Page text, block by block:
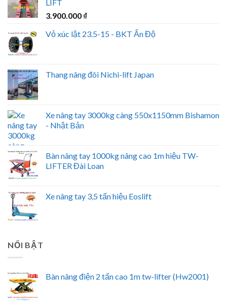
LIFT
3.900.000 ₫
Vỏ xúc lật 23.5-15 - BKT Ấn Độ
Thang nâng đôi Nichi-lift Japan
Xe nâng tay 3000kg càng 550x1150mm Bishamon
- Nhật Bản
Bàn nâng tay 1000kg nâng cao 1m hiệu TW-
LIFTER Đài Loan
Xe nâng tay 3,5 tấn hiệu Eoslift
NỔI BẬT
Bàn nâng điện 2 tấn cao 1m tw-lifter (Hw2001)